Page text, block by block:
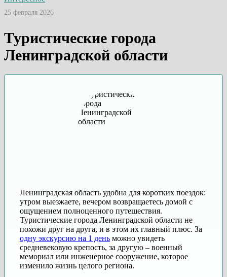
25 февраля 2026
Туристические города
Ленинградской области
Ленинградская область удобна для коротких поездок:
утром выезжаете, вечером возвращаетесь домой с
ощущением полноценного путешествия.
Туристические города Ленинградской области не
похожи друг на друга, и в этом их главный плюс. За
одну экскурсию на 1 день можно увидеть
средневековую крепость, за другую – военный
мемориал или инженерное сооружение, которое
изменило жизнь целого региона.